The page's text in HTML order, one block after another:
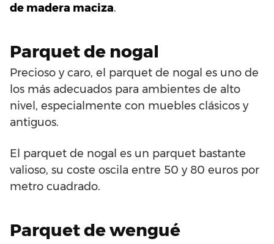
de madera maciza.
Parquet de nogal
Precioso y caro, el parquet de nogal es uno de
los más adecuados para ambientes de alto
nivel, especialmente con muebles clásicos y
antiguos.
El parquet de nogal es un parquet bastante
valioso, su coste oscila entre 50 y 80 euros por
metro cuadrado.
Parquet de wengué